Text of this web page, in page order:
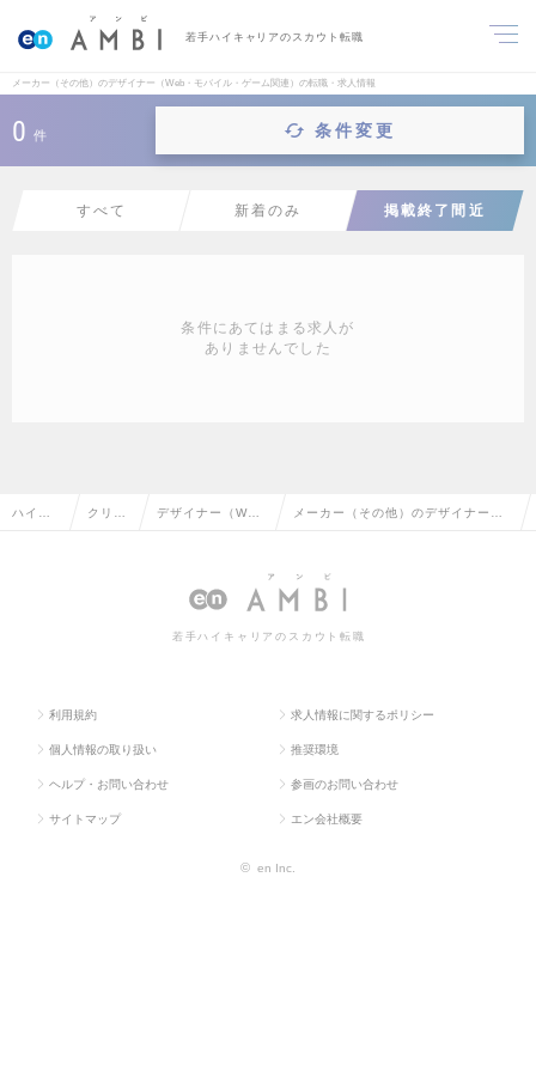
若手ハイキャリアのスカウト転職
メーカー（その他）のデザイナー（Web・モバイル・ゲーム関連）の転職・求人情報
0 件 条件変更
すべて 新着のみ 掲載終了間近
条件にあてはまる求人が
ありませんでした
ハイク クリエ デザイナー（We
ーム関連）
メーカー（その他）のデザイナー
転職・求人情報一覧
若手ハイキャリアのスカウト転職
利用規約 求人情報に関するポリシー
個人情報の取り扱い 推奨環境
ヘルプ・お問い合わせ 参画のお問い合わせ
サイトマップ エン会社概要
© en Inc.